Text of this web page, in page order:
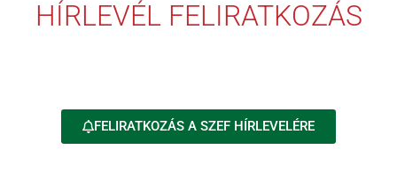
HÍRLEVÉL FELIRATKOZÁS
FELIRATKOZÁS A SZEF HÍRLEVELÉRE